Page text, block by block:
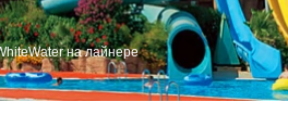
на лайнере